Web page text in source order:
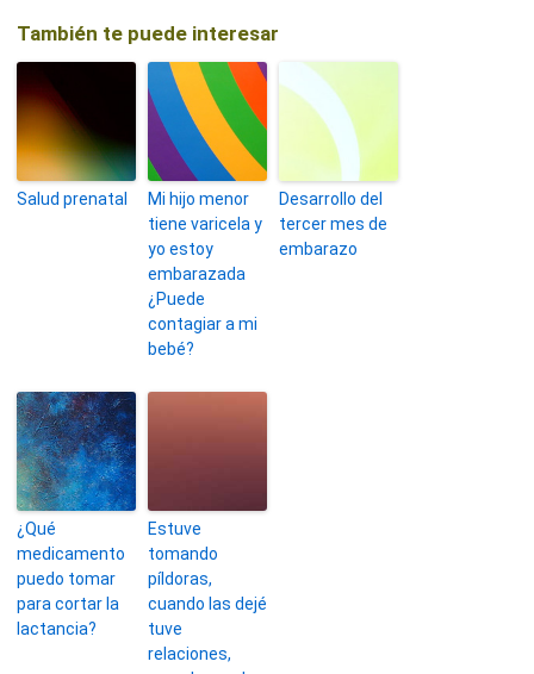
También te puede interesar
Salud prenatal
Mi hijo menor
tiene varicela y
yo estoy
embarazada
¿Puede
contagiar a mi
bebé?
Desarrollo del
tercer mes de
embarazo
¿Qué
medicamento
puedo tomar
para cortar la
lactancia?
Estuve
tomando
píldoras,
cuando las dejé
tuve
relaciones,